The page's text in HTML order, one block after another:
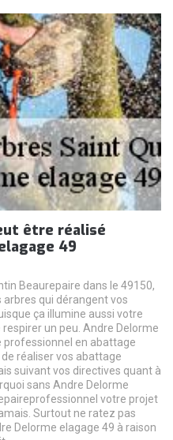
être réalisé
49
Beaurepaire dans le 49150,
qui dérangent vos
ça illumine aussi votre
un peu. Andre Delorme
professionnel en abattage
réaliser vos abattage
suivant vos directives quant à
sans Andre Delorme
votre projet
Surtout ne ratez pas
Delorme elagage 49 à raison